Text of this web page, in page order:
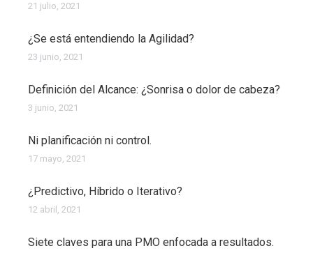
21 julio, 2021
¿Se está entendiendo la Agilidad?
23 junio, 2021
Definición del Alcance: ¿Sonrisa o dolor de cabeza?
3 junio, 2021
Ni planificación ni control.
17 mayo, 2021
¿Predictivo, Híbrido o Iterativo?
12 abril, 2021
Siete claves para una PMO enfocada a resultados.